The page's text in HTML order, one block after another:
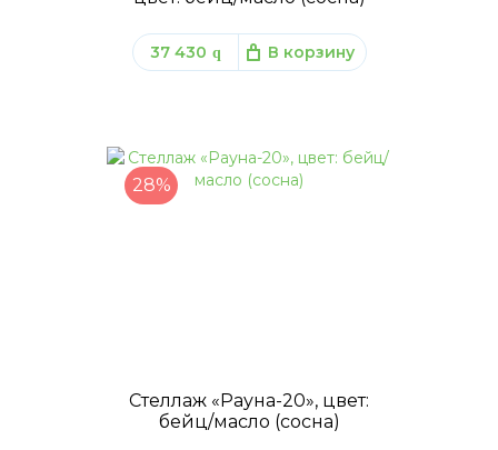
37 430 q В корзину
28%
Стеллаж «Рауна-20», цвет:
бейц/масло (сосна)